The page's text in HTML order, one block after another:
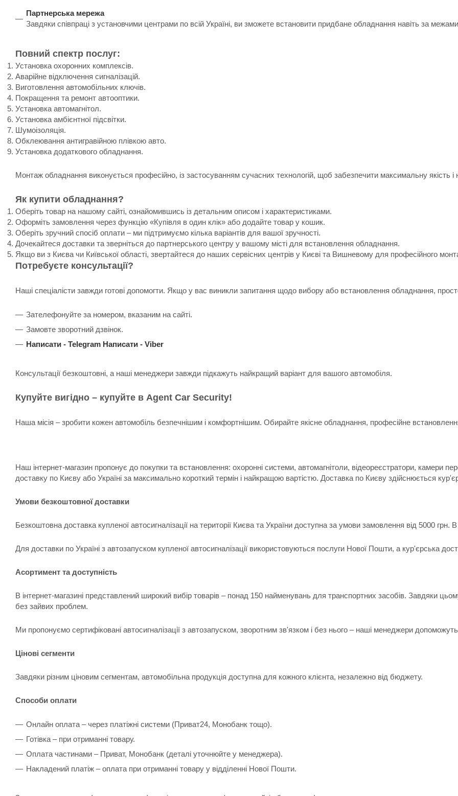
Партнерська мережа
Завдяки співпраці з установчими центрами по всій Україні, ви зможете встановити придбане обладнання навіть за
Повний спектр послуг:
Установка охоронних комплексів.
Аварійне відключення сигналізацій.
Виготовлення автомобільних ключів.
Покращення та ремонт автооптики.
Установка автомагнітол.
Установка амбієнтної підсвітки.
Шумоізоляція.
Обклеювання антигравійною плівкою авто.
Установка додаткового обладнання.
Монтаж обладнання виконується професійно, із застосуванням сучасних технологій, щоб забезпечити максимальну якість і
Як купити обладнання?
Оберіть товар на нашому сайті, ознайомившись із детальним описом і характеристиками.
Оформіть замовлення через функцію «Купівля в один клік» або додайте товар у кошик.
Оберіть зручний спосіб оплати – ми підтримуємо кілька варіантів для вашої зручності.
Дочекайтеся доставки та зверніться до партнерського центру у вашому місті для встановлення обладнання.
Якщо ви з Києва чи Київської області, звертайтеся до наших сервісних центрів у Києві та Вишневому для професійного
Потребуєте консультації?
Наші спеціалісти завжди готові допомогти. Якщо у вас виникли запитання щодо вибору або встановлення обладнання,
Зателефонуйте за номером, вказаним на сайті.
Замовте зворотний дзвінок.
Написати - Telegram Написати - Viber
Консультації безкоштовні, а наші менеджери завжди підкажуть найкращий варіант для вашого автомобіля.
Купуйте вигідно – купуйте в Agent Car Security!
Наша місія – зробити кожен автомобіль безпечнішим і комфортнішим. Обирайте якісне обладнання, професійне
Наш інтернет-магазин пропонує до покупки та встановлення: охоронні системи, автомагнітоли, відеореєстратори, камери
доставку по Києву або Україні за максимально короткий термін і найкращою вартістю. Доставка по Києву здійснюється
Умови безкоштовної доставки
Безкоштовна доставка купленої автосигналізації на території Києва та України доступна за умови замовлення від 5000
Для доставки по Україні з автозапуском купленої автосигналізації використовуються послуги Нової Пошти, а кур'єрська
Асортимент та доступність
В інтернет-магазині представлений широкий вибір товарів – понад 150 найменувань для транспортних засобів. Завдяки
без зайвих проблем.
Ми пропонуємо сертифіковані автосигналізації з автозапуском, зворотним зв'язком і без нього – наші менеджери
Цінові сегменти
Завдяки різним ціновим сегментам, автомобільна продукція доступна для кожного клієнта, незалежно від бюджету.
Способи оплати
Онлайн оплата – через платіжні системи (Приват24, Монобанк тощо).
Готівка – при отриманні товару.
Оплата частинами – Приват, Монобанк (деталі уточнюйте у менеджера).
Накладений платіж – оплата при отриманні товару у відділенні Нової Пошти.